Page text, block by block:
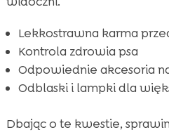
Lekkostrawna karma
Kontrola zdrowia psa
Odpowiednie akcesoria
Odblaski i lampki dla
Dbając o te kwestie,